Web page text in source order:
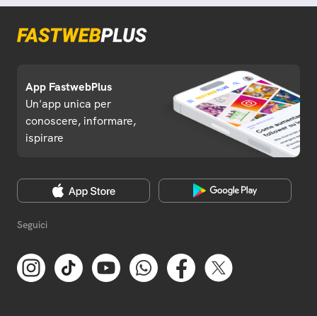
App FastwebPlus
Un'app unica per
conoscere, informare,
ispirare
Seguici